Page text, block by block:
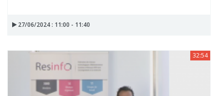
27/06/2024 : 11:00 - 11:40
32:54